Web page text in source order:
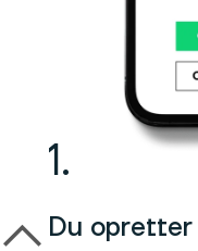
1.
Du opretter